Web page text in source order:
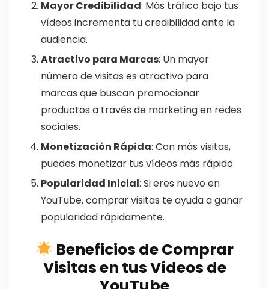
Mayor Credibilidad: Más tráfico bajo tus
vídeos incrementa tu credibilidad ante la
audiencia.
Atractivo para Marcas: Un mayor
número de visitas es atractivo para
marcas que buscan promocionar
productos a través de marketing en redes
sociales.
Monetización Rápida: Con más visitas,
puedes monetizar tus vídeos más rápido.
Popularidad Inicial: Si eres nuevo en
YouTube, comprar visitas te ayuda a ganar
popularidad rápidamente.
Beneficios de Comprar
Visitas en tus Vídeos de